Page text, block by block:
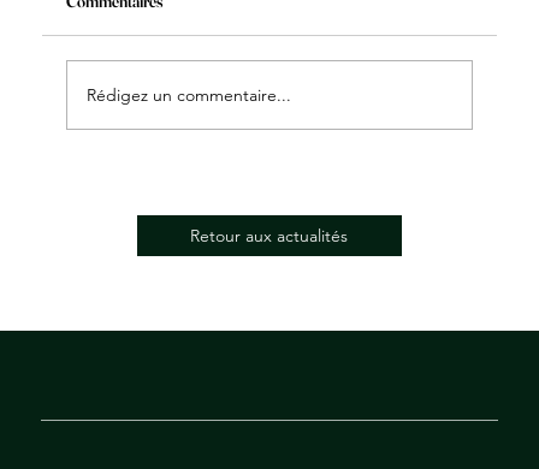
La condition suspensive, explications :
Rédigez un commentaire...
Retour aux actualités